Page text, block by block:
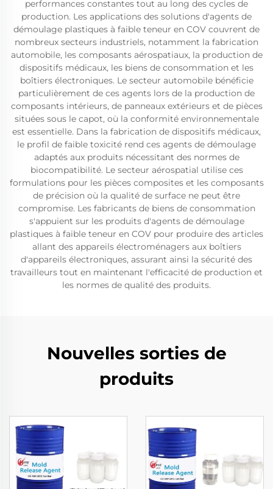
performances constantes tout au long des cycles de
production. Les applications des solutions d'agents de
démoulage plastiques à faible teneur en COV couvrent de
nombreux secteurs industriels, notamment la fabrication
automobile, les composants aérospatiaux, la production de
dispositifs médicaux, les biens de consommation et les
boîtiers électroniques. Le secteur automobile bénéficie
particulièrement de ces agents lors de la production de
composants intérieurs, de panneaux extérieurs et de pièces
situées sous le capot, où la conformité environnementale
est essentielle. Dans la fabrication de dispositifs médicaux,
le profil de faible toxicité rend ces agents de démoulage
adaptés aux produits nécessitant des normes de
biocompatibilité. Le secteur aérospatial utilise ces
formulations pour les pièces composites et les composants
de précision où la qualité de surface ne peut être
compromise. Les fabricants de biens de consommation
s'appuient sur les produits d'agents de démoulage
plastiques à faible teneur en COV pour produire des articles
allant des appareils électroménagers aux boîtiers
d'appareils électroniques, assurant ainsi la sécurité des
travailleurs tout en maintenant l'efficacité de production et
les normes de qualité des produits.
Nouvelles sorties de
produits